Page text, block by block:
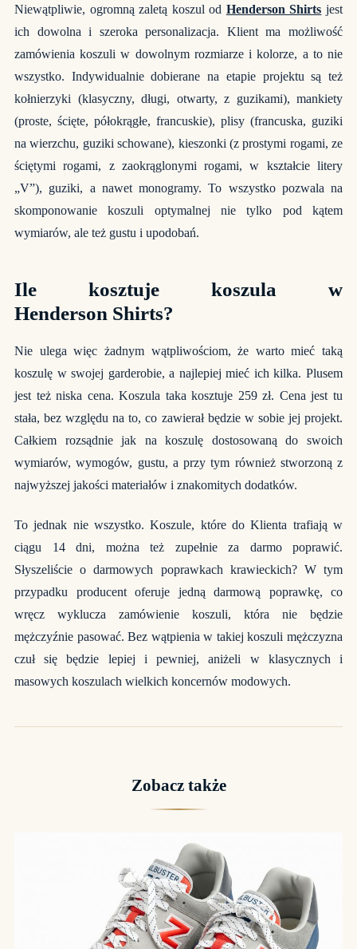
Niewątpliwie, ogromną zaletą koszul od Henderson Shirts jest
ich dowolna i szeroka personalizacja. Klient ma możliwość
zamówienia koszuli w dowolnym rozmiarze i kolorze, a to nie
wszystko. Indywidualnie dobierane na etapie projektu są też
kołnierzyki (klasyczny, długi, otwarty, z guzikami), mankiety
(proste, ścięte, półokrągłe, francuskie), plisy (francuska, guziki
na wierzchu, guziki schowane), kieszonki (z prostymi rogami, ze
ściętymi rogami, z zaokrąglonymi rogami, w kształcie litery
„V”), guziki, a nawet monogramy. To wszystko pozwala na
skomponowanie koszuli optymalnej nie tylko pod kątem
wymiarów, ale też gustu i upodobań.
Ile kosztuje koszula w
Henderson Shirts?
Nie ulega więc żadnym wątpliwościom, że warto mieć taką
koszulę w swojej garderobie, a najlepiej mieć ich kilka. Plusem
jest też niska cena. Koszula taka kosztuje 259 zł. Cena jest tu
stała, bez względu na to, co zawierał będzie w sobie jej projekt.
Całkiem rozsądnie jak na koszulę dostosowaną do swoich
wymiarów, wymogów, gustu, a przy tym również stworzoną z
najwyższej jakości materiałów i znakomitych dodatków.
To jednak nie wszystko. Koszule, które do Klienta trafiają w
ciągu 14 dni, można też zupełnie za darmo poprawić.
Słyszeliście o darmowych poprawkach krawieckich? W tym
przypadku producent oferuje jedną darmową poprawkę, co
wręcz wyklucza zamówienie koszuli, która nie będzie
mężczyźnie pasować. Bez wątpienia w takiej koszuli mężczyzna
czuł się będzie lepiej i pewniej, aniżeli w klasycznych i
masowych koszulach wielkich koncernów modowych.
Zobacz także